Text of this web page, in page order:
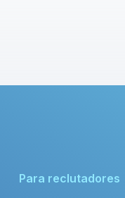
Para reclutadores